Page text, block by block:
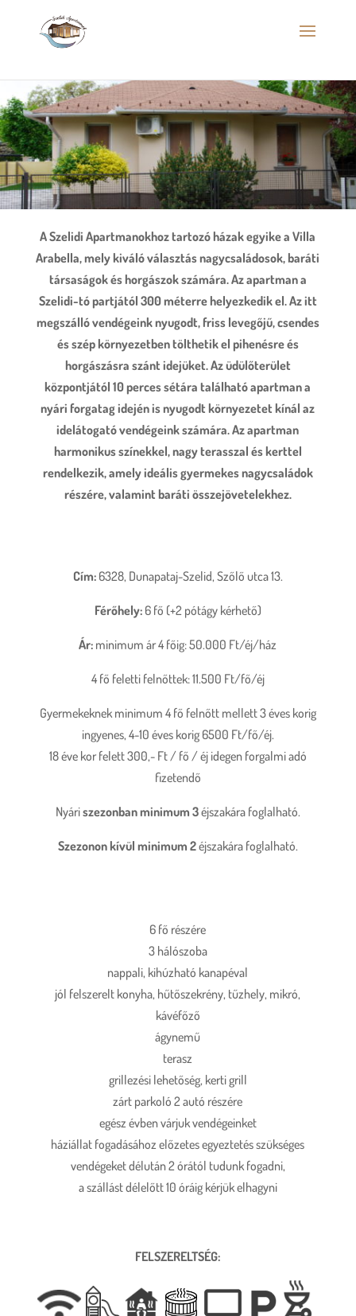
A Szelidi Apartmanokhoz tartozó házak egyike a Villa
Arabella, melykiváló választás nagycsaládosok, baráti
társaságok és horgászok számára. Az apartman a
Szelidi-tó partjától 300 méterre helyezkedik el. Az itt
megszálló vendégeink nyugodt, friss levegőjű, csendes
és szép környezetben tölthetik el pihenésre és
horgászásra szánt idejüket. Az üdülőterület
központjától 10 perces sétára található apartman a
nyári forgatag idején is nyugodt környezetet kínál az
idelátogató vendégeink számára. Az apartman
harmonikus színekkel, nagy terasszal és kerttel
rendelkezik, amely ideális gyermekes nagycsaládok
részére, valamint baráti összejövetelekhez.
Cím:6328, Dunapataj-Szelid, Szőlő utca 13.
Férőhely:6 fő (+2 pótágy kérhető)
Ár: minimum ár 4 főig: 50.000 Ft/éj/ház
4 fő feletti felnőttek: 11.500 Ft/fő/éj
Gyermekeknek minimum 4 fő felnőtt mellett 3 éves korig
ingyenes, 4-10 éves korig 6500 Ft/fő/éj.
18 éve kor felett 300,- Ft / fő / éj idegen forgalmi adó
fizetendő
Nyáriszezonbanminimum 3éjszakára foglalható.
Szezonon kívül minimum 2éjszakára foglalható.
6 fő részére
3 hálószoba
nappali, kihúzható kanapéval
jól felszerelt konyha, hűtőszekrény, tűzhely, mikró,
kávéfőző
ágynemű
terasz
grillezési lehetőség, kerti grill
zárt parkoló 2 autó részére
egész évben várjuk vendégeinket
háziállat fogadásához előzetes egyeztetés szükséges
vendégeket délután 2 órától tudunk fogadni,
a szállást délelőtt 10 óráig kérjük elhagyni
FELSZERELTSÉG: